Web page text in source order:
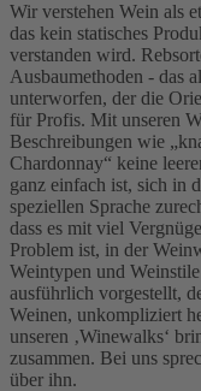
Wir verstehen Wein als
das kein statisches
verstanden wird.
Ausbaumethoden - das
unterworfen, der die
für Profis. Mit unseren
Beschreibungen wie
Chardonnay“ keine
ganz einfach ist, sich in
speziellen Sprache
dass es mit viel
Problem ist, in der
Weintypen und
ausführlich vorgestellt,
Weinen, unkompliziert
unseren ‚Winewalks‘
zusammen. Bei uns
über ihn.